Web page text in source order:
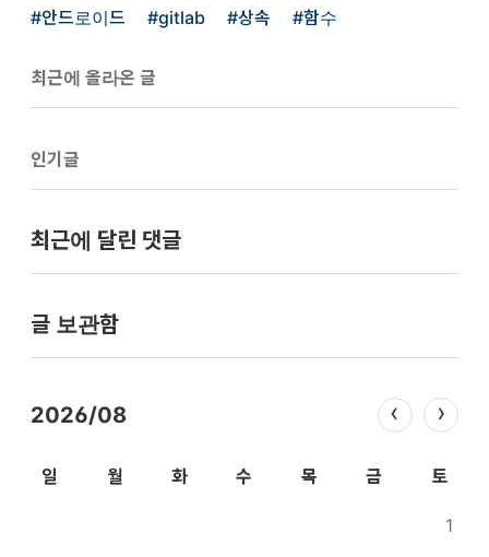
안드로이드
gitlab 상속 함수
최근에 올라온 글
인기글
최근에 달린 댓글
글 보관함
2026/08
일 월 화 수 목 금 토
1